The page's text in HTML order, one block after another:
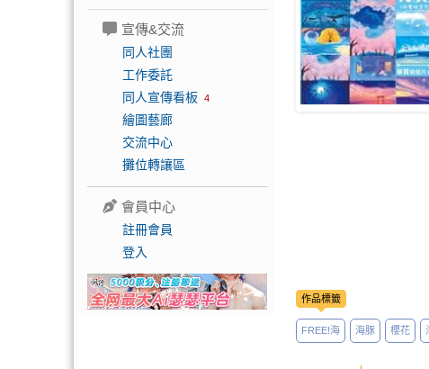
宣傳&交流
同人社團
工作委託
同人宣傳看板 4
繪圖藝廊
交流中心
攤位轉讓區
會員中心
註冊會員
登入
作品標籤
FREE!海 海豚 櫻花